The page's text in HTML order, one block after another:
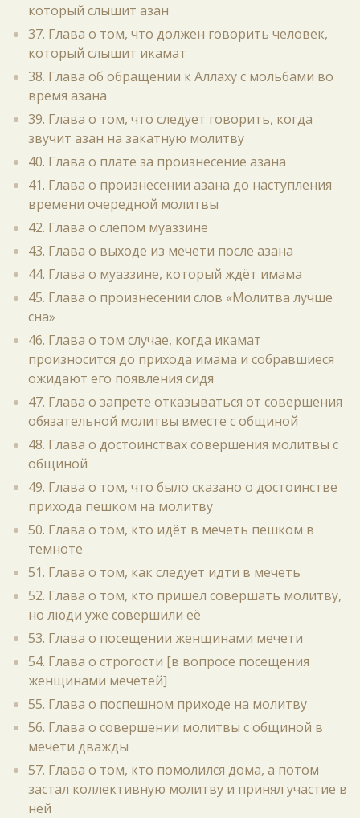
который слышит азан
37. Глава о том, что должен говорить человек,
который слышит икамат
38. Глава об обращении к Аллаху с мольбами во
время азана
39. Глава о том, что следует говорить, когда
звучит азан на закатную молитву
40. Глава о плате за произнесение азана
41. Глава о произнесении азана до наступления
времени очередной молитвы
42. Глава о слепом муаззине
43. Глава о выходе из мечети после азана
44. Глава о муаззине, который ждёт имама
45. Глава о произнесении слов «Молитва лучше
сна»
46. Глава о том случае, когда икамат
произносится до прихода имама и собравшиеся
ожидают его появления сидя
47. Глава о запрете отказываться от совершения
обязательной молитвы вместе с общиной
48. Глава о достоинствах совершения молитвы с
общиной
49. Глава о том, что было сказано о достоинстве
прихода пешком на молитву
50. Глава о том, кто идёт в мечеть пешком в
темноте
51. Глава о том, как следует идти в мечеть
52. Глава о том, кто пришёл совершать молитву,
но люди уже совершили её
53. Глава о посещении женщинами мечети
54. Глава о строгости [в вопросе посещения
женщинами мечетей]
55. Глава о поспешном приходе на молитву
56. Глава о совершении молитвы с общиной в
мечети дважды
57. Глава о том, кто помолился дома, а потом
застал коллективную молитву и принял участие в
ней